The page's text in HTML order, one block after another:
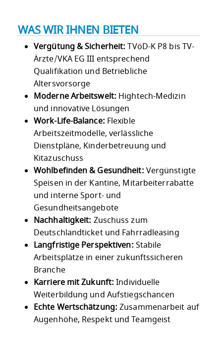
WAS WIR IHNEN BIETEN
Vergütung & Sicherheit: TVöD-K P8 bis TV-
Ärzte/VKA EG III entsprechend
Qualifikation und Betriebliche
Altersvorsorge
Moderne Arbeitswelt: Hightech-Medizin
und innovative Lösungen
Work-Life-Balance: Flexible
Arbeitszeitmodelle, verlässliche
Dienstpläne, Kinderbetreuung und
Kitazuschuss
Wohlbefinden & Gesundheit: Vergünstigte
Speisen in der Kantine, Mitarbeiterrabatte
und interne Sport- und
Gesundheitsangebote
Nachhaltigkeit: Zuschuss zum
Deutschlandticket und Fahrradleasing
Langfristige Perspektiven: Stabile
Arbeitsplätze in einer zukunftssicheren
Branche
Karriere mit Zukunft: Individuelle
Weiterbildung und Aufstiegschancen
Echte Wertschätzung: Zusammenarbeit auf
Augenhöhe, Respekt und Teamgeist